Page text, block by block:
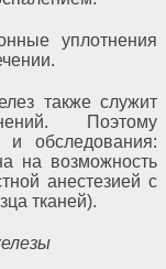
уплотнения
также служит
Поэтому
и обследования:
на возможность
анестезией с
тканей).